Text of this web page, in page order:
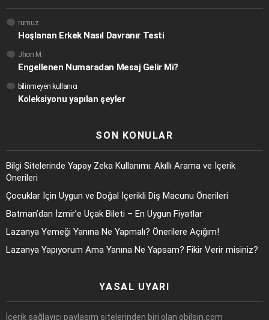
rumuz
Hoşlanan Erkek Nasıl Davranır Testi
Jhon M.
Engellenen Numaradan Mesaj Gelir Mi?
bilinmeyen kullanıcı
Koleksiyonu yapılan şeyler
SON KONULAR
Bilgi Sitelerinde Yapay Zeka Kullanımı: Akıllı Arama ve İçerik
Önerileri
Çocuklar İçin Uygun ve Doğal İçerikli Diş Macunu Önerileri
Batman’dan İzmir’e Uçak Bileti – En Uygun Fiyatlar
Lazanya Yemeği Yanına Ne Yapmalı? Önerilere Açığım!
Lazanya Yapıyorum Ama Yanına Ne Yapsam? Fikir Verir misiniz?
YASAL UYARI
İçerik sağlayıcı paylaşım sitelerinden biri olan obilsin.com